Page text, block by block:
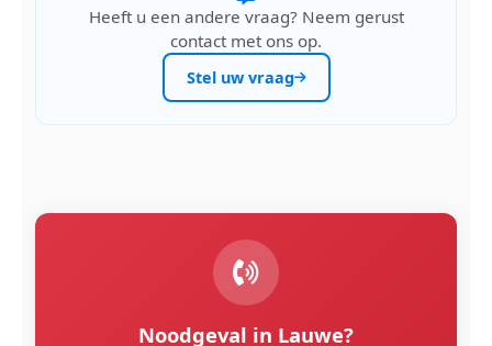
Heeft u een andere vraag? Neem gerust
contact met ons op.
Stel uw vraag
Noodgeval in Lauwe?